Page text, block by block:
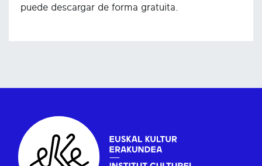
puede descargar de forma gratuita.